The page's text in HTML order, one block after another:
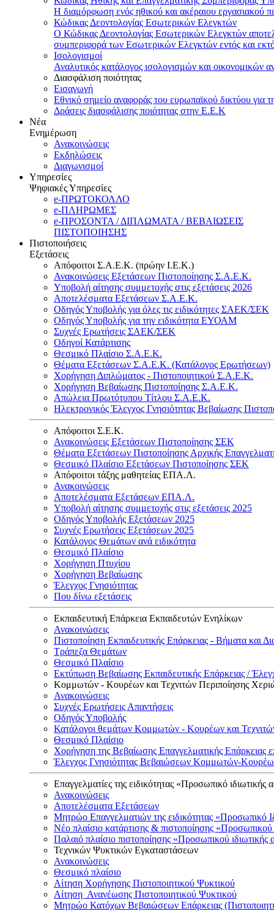
Η διαμόρφωση ενός ηθικού και ακέραιου εργασιακού
Κώδικας Δεοντολογίας Εσωτερικών Ελεγκτών
Ο Κώδικας Δεοντολογίας Εσωτερικών Ελεγκτών
συμπεριφορά των Εσωτερικών Ελεγκτών εντός και
Ισολογισμοί
Αναλυτικός κατάλογος ισολογισμών και οικονομικών
Διασφάλιση ποιότητας
Εισαγωγή
Εθνικό σημείο αναφοράς του ευρωπαϊκού δικτύου για
Δράσεις διασφάλισης ποιότητας στην Ε.Ε.Κ
Νέα
Ενημέρωση
Ανακοινώσεις
Εκδηλώσεις
Διαγωνισμοί
Υπηρεσίες
Ψηφιακές Υπηρεσίες
e-ΠΡΩΤΟΚΟΛΛΟ
e-ΠΛΗΡΩΜΕΣ
e-ΠΡΟΣΟΝΤΑ / ΔΙΠΛΩΜΑΤΑ / ΒΕΒΑΙΩΣΕΙΣ
ΠΙΣΤΟΠΟΙΗΣΗΣ
Πιστοποιήσεις
Εξετάσεις
Απόφοιτοι Σ.Α.Ε.Κ. (πρώην Ι.Ε.Κ.)
Ανακοινώσεις Εξετάσεων Πιστοποίησης Σ.Α.Ε.Κ.
Υποβολή αίτησης συμμετοχής στις εξετάσεις 2026
Αποτελέσματα Εξετάσεων Σ.Α.Ε.Κ.
Οδηγός Υποβολής για όλες τις ειδικότητες ΣΑΕΚ/ΣΕΚ
Οδηγός Υποβολής για την ειδικότητα ΕΥΟΑΜ
Συχνές Ερωτήσεις ΣΑΕΚ/ΣΕΚ
Οδηγοί Κατάρτισης
Θεσμικό Πλαίσιο Σ.Α.Ε.Κ.
Θέματα Εξετάσεων Σ.Α.Ε.Κ. (Κατάλογος Ερωτήσεων)
Χορήγηση Διπλώματος - Πιστοποιητικού Σ.Α.Ε.Κ.
Χορήγηση Βεβαίωσης Πιστοποίησης Σ.Α.Ε.Κ.
Απώλεια Πρωτότυπου Τίτλου Σ.Α.Ε.Κ.
Ηλεκτρονικός Έλεγχος Γνησιότητας Βεβαίωσης
Απόφοιτοι Σ.Ε.Κ.
Ανακοινώσεις Εξετάσεων Πιστοποίησης ΣΕΚ
Θέματα Εξετάσεων Πιστοποίησης Αρχικής
Θεσμικό Πλαίσιο Εξετάσεων Πιστοποίησης ΣΕΚ
Απόφοιτοι τάξης μαθητείας ΕΠΑ.Λ.
Ανακοινώσεις
Αποτελέσματα Εξετάσεων ΕΠΑ.Λ.
Υποβολή αίτησης συμμετοχής στις εξετάσεις 2025
Οδηγός Υποβολής Εξετάσεων 2025
Συχνές Ερωτήσεις Εξετάσεων 2025
Κατάλογος Θεμάτων ανά ειδικότητα
Θεσμικό Πλαίσιο
Χορήγηση Πτυχίου
Χορήγηση Βεβαίωσης
Έλεγχος Γνησιότητας
Που δίνω εξετάσεις
Εκπαιδευτική Επάρκεια Εκπαιδευτών Ενηλίκων
Ανακοινώσεις
Πιστοποίηση Εκπαιδευτικής Επάρκειας - Βήματα και
Τράπεζα Θεμάτων
Θεσμικό Πλαίσιο
Εκτύπωση Βεβαίωσης Εκπαιδευτικής Επάρκειας /
Κομμωτών - Κουρέων και Τεχνιτών Περιποίησης
Ανακοινώσεις
Συχνές Ερωτήσεις Απαντήσεις
Οδηγός Υποβολής
Κατάλογοι θεμάτων Κομμωτών - Κουρέων και
Θεσμικό Πλαίσιο
Χορήγηση της Βεβαίωσης Επαγγελματικής
Έλεγχος Γνησιότητας Βεβαιώσεων Κομμωτών-
Επαγγελματίες της ειδικότητας «Προσωπικό ιδιωτικής
Ανακοινώσεις
Αποτελέσματα Εξετάσεων
Μητρώο Επαγγελματιών της ειδικότητας «Προσωπικό
Νέο πλαίσιο κατάρτισης & πιστοποίησης «Προσωπικού
Παλαιό πλαίσιο πιστοποίησης «Προσωπικού
Τεχνικών Ψυκτικών Εγκαταστάσεων
Ανακοινώσεις
Θεσμικό πλαίσιο
Αίτηση Χορήγησης Πιστοποιητικού Ψυκτικού
Αίτηση Ανανέωσης Πιστοποιητικού Ψυκτικού
Μητρώο Κατόχων Βεβαιώσεων Επάρκειας